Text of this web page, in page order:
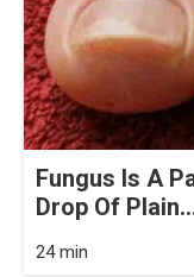
Fungus Is A
Drop Of
24 min